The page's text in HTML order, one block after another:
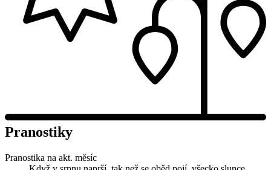
Pranostiky
Pranostika na akt. měsíc